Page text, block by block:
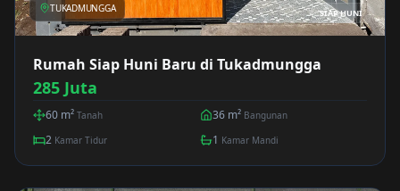
TUKADMUNGGA SIAP HUNI
Rumah Siap Huni Baru di Tukadmungga
285 Juta
60 m² Tanah 36 m² Bangunan
2 Kamar Tidur 1 Kamar Mandi